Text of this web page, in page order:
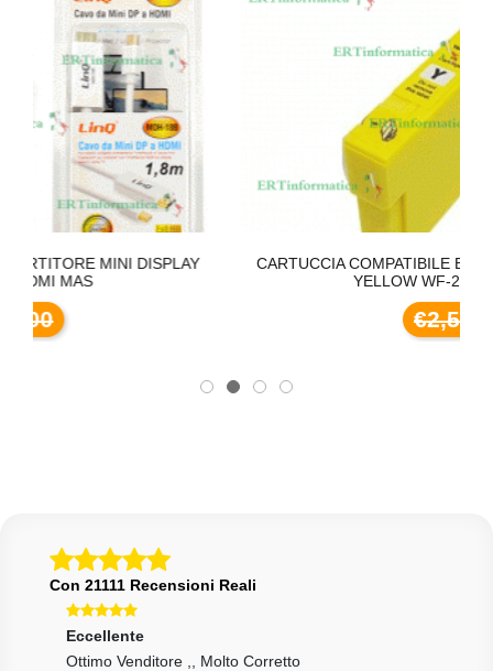
DISPLAY
CARTUCCIA COMPATIBILE EPSON 502 XL
YELLOW WF-2860DWF,
Con 21111 Recensioni Reali
Eccellente
Ottimo Venditore ,, Molto Corretto